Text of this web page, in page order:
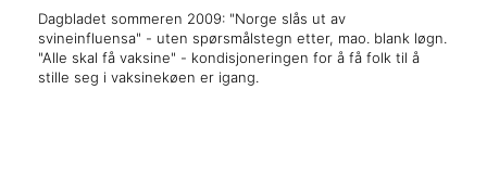
Dagbladet sommeren 2009: "Norge slås ut av
svineinfluensa" - uten spørsmålstegn etter, mao. blank løgn.
"Alle skal få vaksine" - kondisjoneringen for å få folk til å
stille seg i vaksinekøen er igang.